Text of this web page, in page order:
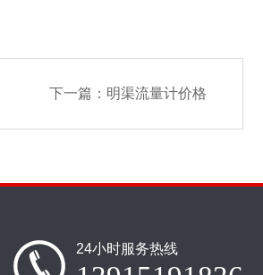
下一篇： 明渠流量计价格
24小时服务热线